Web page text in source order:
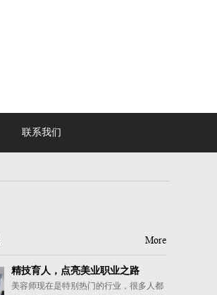
联系我们
More
精技育人，点亮美业职业之路
美容师现在是特别热门的行业，很多人都